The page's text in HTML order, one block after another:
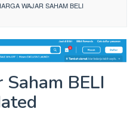
WAJAR SAHAM BELI
BELI